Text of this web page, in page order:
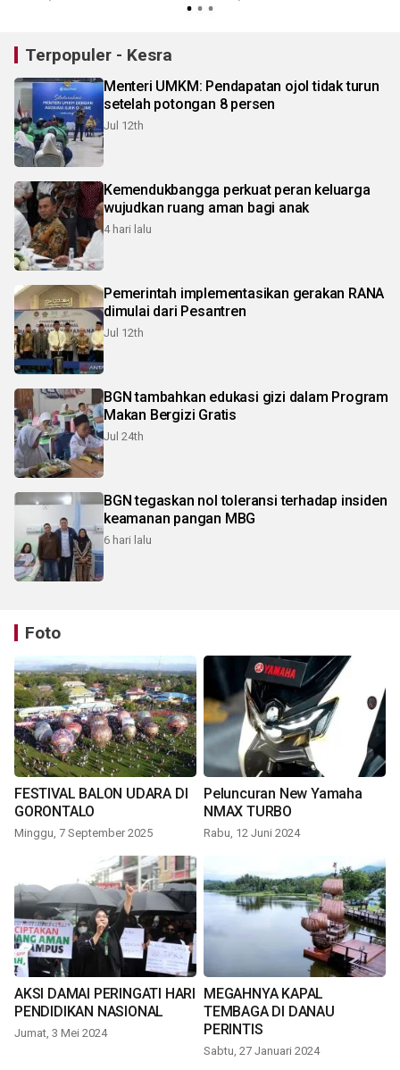
Terpopuler - Kesra
Menteri UMKM: Pendapatan ojol tidak turun
setelah potongan 8 persen
Jul 12th
Kemendukbangga perkuat peran keluarga
wujudkan ruang aman bagi anak
4 hari lalu
Pemerintah implementasikan gerakan RANA
dimulai dari Pesantren
Jul 12th
BGN tambahkan edukasi gizi dalam Program
Makan Bergizi Gratis
Jul 24th
BGN tegaskan nol toleransi terhadap insiden
keamanan pangan MBG
6 hari lalu
Foto
FESTIVAL BALON UDARA DI
GORONTALO
Minggu, 7 September 2025
Peluncuran New Yamaha
NMAX TURBO
Rabu, 12 Juni 2024
AKSI DAMAI PERINGATI HARI
PENDIDIKAN NASIONAL
Jumat, 3 Mei 2024
MEGAHNYA KAPAL
TEMBAGA DI DANAU
PERINTIS
Sabtu, 27 Januari 2024